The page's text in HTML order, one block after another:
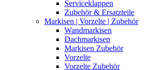
Serviceklappen
Zubehör & Ersatzteile
Markisen | Vorzelte | Zubehör
Wandmarkisen
Dachmarkisen
Markisen Zubehör
Vorzelte
Vorzelte Zubehör